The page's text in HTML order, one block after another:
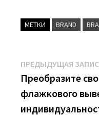
МЕТКИ BRAND
по
записям
ПРЕДЫДУЩАЯ
Преобразите
флажкового